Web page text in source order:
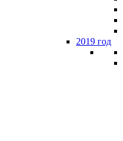
2019 год